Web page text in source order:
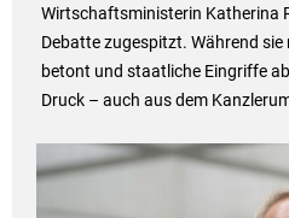
Wirtschaftsministerin Katherina
Debatte zugespitzt. Während
betont und staatliche Eingriffe
Druck – auch aus dem